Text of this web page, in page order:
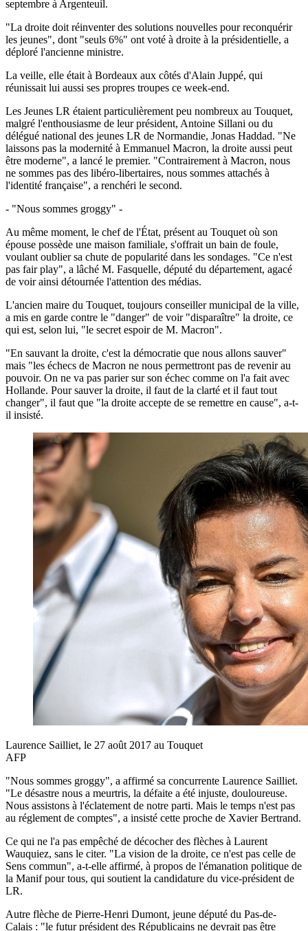
septembre à Argenteuil.
"La droite doit réinventer des solutions nouvelles pour reconquérir
les jeunes", dont "seuls 6%" ont voté à droite à la présidentielle, a
déploré l'ancienne ministre.
La veille, elle était à Bordeaux aux côtés d'Alain Juppé, qui
réunissait lui aussi ses propres troupes ce week-end.
Les Jeunes LR étaient particulièrement peu nombreux au Touquet,
malgré l'enthousiasme de leur président, Antoine Sillani ou du
délégué national des jeunes LR de Normandie, Jonas Haddad. "Ne
laissons pas la modernité à Emmanuel Macron, la droite aussi peut
être moderne", a lancé le premier. "Contrairement à Macron, nous
ne sommes pas des libéro-libertaires, nous sommes attachés à
l'identité française", a renchéri le second.
- "Nous sommes groggy" -
Au même moment, le chef de l'État, présent au Touquet où son
épouse possède une maison familiale, s'offrait un bain de foule,
voulant oublier sa chute de popularité dans les sondages. "Ce n'est
pas fair play", a lâché M. Fasquelle, député du département, agacé
de voir ainsi détournée l'attention des médias.
L'ancien maire du Touquet, toujours conseiller municipal de la ville,
a mis en garde contre le "danger" de voir "disparaître" la droite, ce
qui est, selon lui, "le secret espoir de M. Macron".
"En sauvant la droite, c'est la démocratie que nous allons sauver"
mais "les échecs de Macron ne nous permettront pas de revenir au
pouvoir. On ne va pas parier sur son échec comme on l'a fait avec
Hollande. Pour sauver la droite, il faut de la clarté et il faut tout
changer", il faut que "la droite accepte de se remettre en cause", a-t-
il insisté.
Laurence Sailliet, le 27 août 2017 au Touquet
AFP
"Nous sommes groggy", a affirmé sa concurrente Laurence Sailliet.
"Le désastre nous a meurtris, la défaite a été injuste, douloureuse.
Nous assistons à l'éclatement de notre parti. Mais le temps n'est pas
au réglement de comptes", a insisté cette proche de Xavier Bertrand.
Ce qui ne l'a pas empêché de décocher des flèches à Laurent
Wauquiez, sans le citer. "La vision de la droite, ce n'est pas celle de
Sens commun", a-t-elle affirmé, à propos de l'émanation politique de
la Manif pour tous, qui soutient la candidature du vice-président de
LR.
Autre flèche de Pierre-Henri Dumont, jeune député du Pas-de-
Calais : "le futur président des Républicains ne devrait pas être